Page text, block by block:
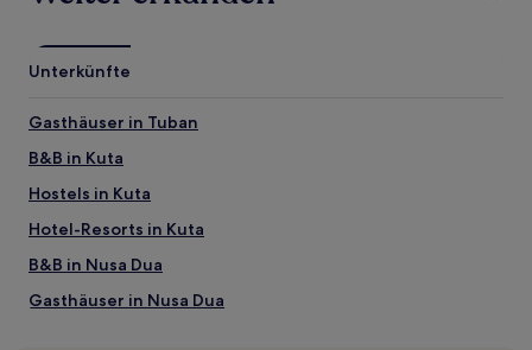
zusätzliche
Bedingungen
gelten.
Unterkünfte
Gasthäuser in Tuban
B&B in Kuta
Hostels in Kuta
Hotel-Resorts in Kuta
B&B in Nusa Dua
Gasthäuser in Nusa Dua